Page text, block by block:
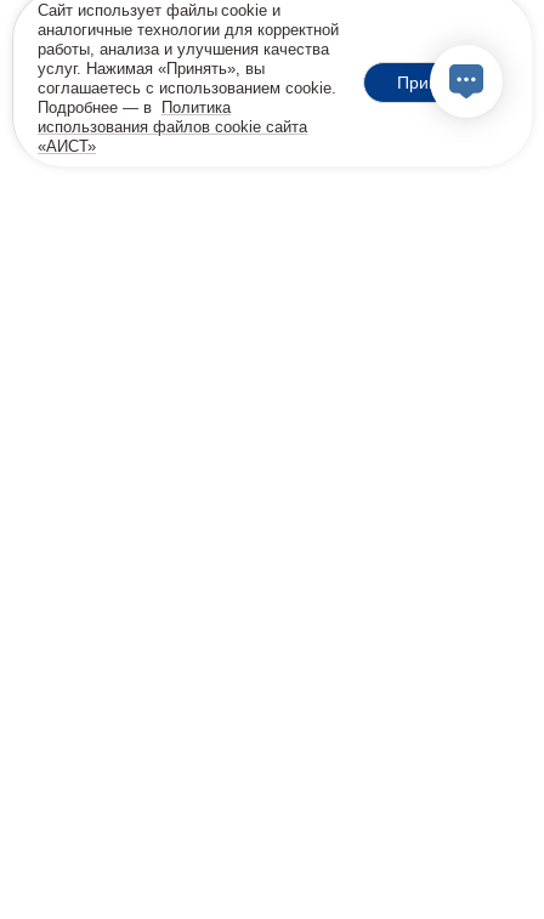
Сайт использует файлы cookie и
аналогичные технологии для корректной
работы, анализа и улучшения качества
услуг. Нажимая «Принять», вы
соглашаетесь с использованием cookie.
Подробнее — в
Политика
использования файлов cookie сайта
«АИСТ»
Принять